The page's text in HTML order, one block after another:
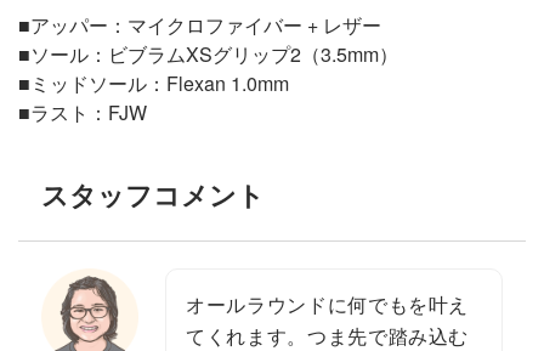
■アッパー：マイクロファイバー + レザー
■ソール：ビブラムXSグリップ2（3.5mm）
■ミッドソール：Flexan 1.0mm
■ラスト：FJW
スタッフコメント
オールラウンドに何でもを叶え
てくれます。つま先で踏み込む